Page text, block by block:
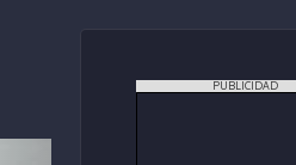
PUBLICIDAD